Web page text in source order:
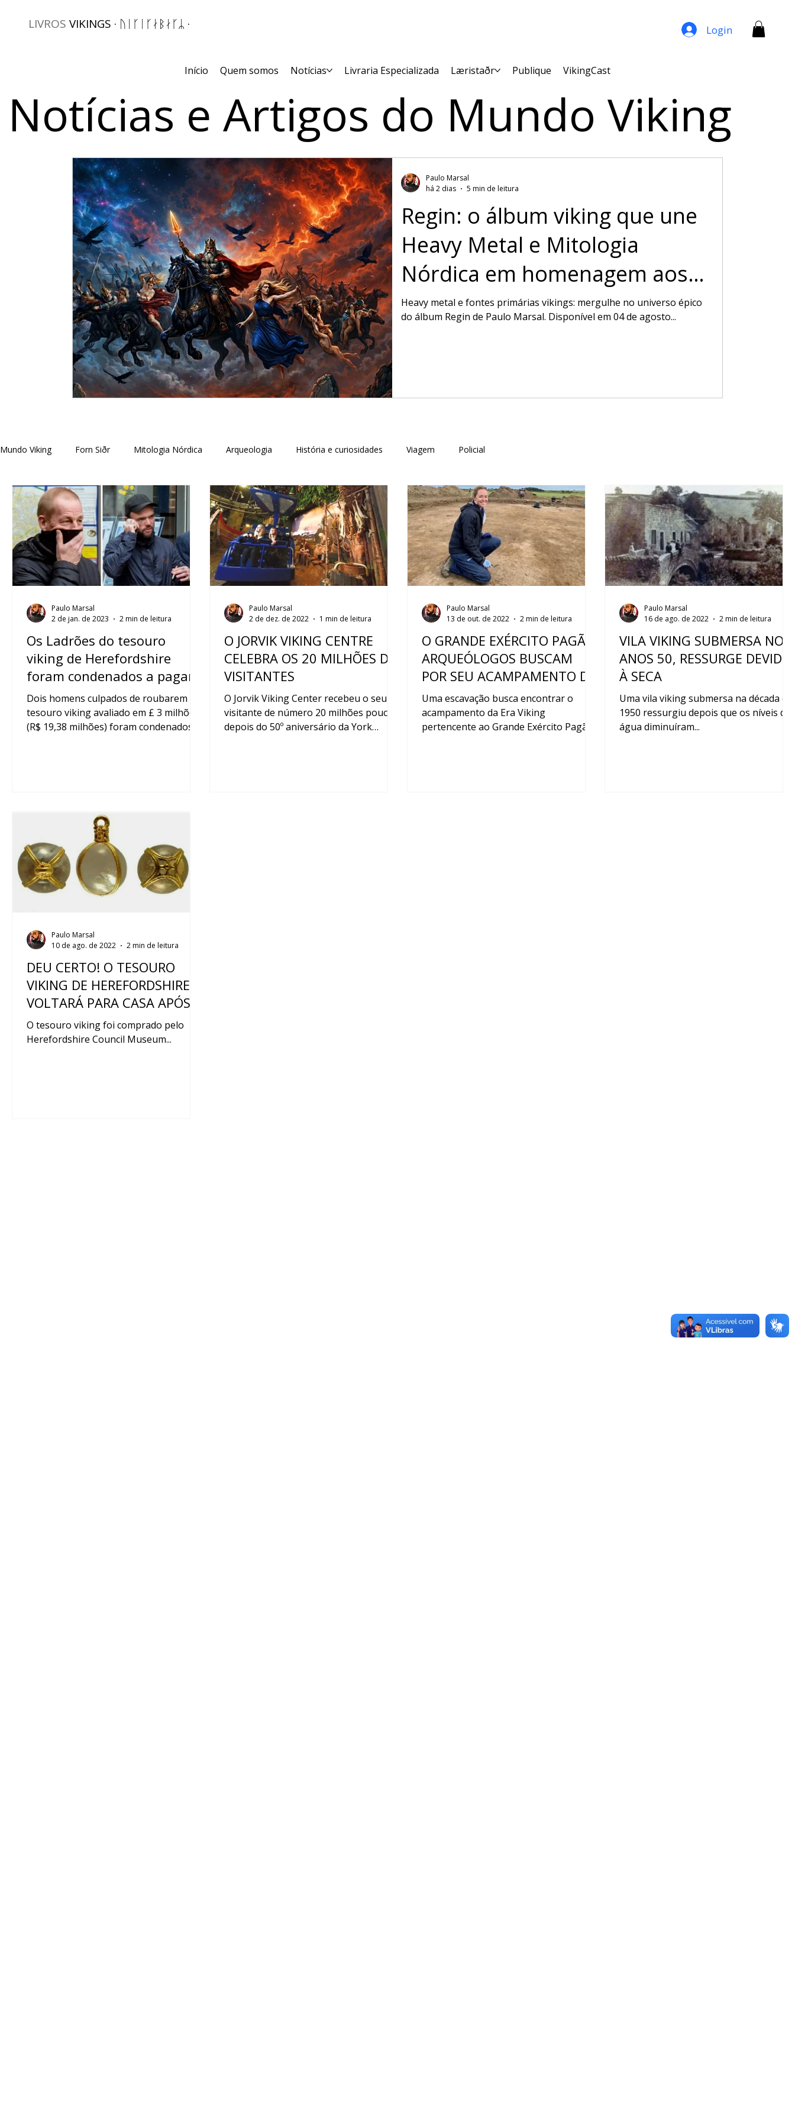
Início Quem somos Notícias Livraria Especializada Læristaðr Publique VikingCast
LIVROS VIKINGS · ᚢᛁᚴᛁᚴᛅᛒᛅᚴᛦ · Login
Notícias e Artigos do Mundo Viking
Regin: o álbum viking que une
Heavy Metal e Mitologia
Nórdica em homenagem aos
Deuses Nórdicos
Heavy metal e fontes primárias vikings: mergulhe no universo épico
do álbum Regin de Paulo Marsal. Disponível em 04 de agosto...
Paulo Marsal
há 2 dias
5 min de leitura
Mundo Viking Forn Siðr Mitologia Nórdica Arqueologia História e curiosidades Viagem Policial
Os Ladrões do tesouro
viking de Herefordshire
foram condenados a pagar
£ 600k (R$ 3,8 milhões) cada
Dois homens culpados de roubarem um
tesouro viking avaliado em £ 3 milhões
(R$ 19,38 milhões) foram condenados a
Paulo Marsal
2 de jan. de 2023
2 min de leitura
O JORVIK VIKING CENTRE
CELEBRA OS 20 MILHÕES DE
VISITANTES
O Jorvik Viking Center recebeu o seu
visitante de número 20 milhões pouco
depois do 50º aniversário da York
Paulo Marsal
2 de dez. de 2022
1 min de leitura
O GRANDE EXÉRCITO PAGÃO:
ARQUEÓLOGOS BUSCAM
POR SEU ACAMPAMENTO DA
ERA VIKING
Uma escavação busca encontrar o
acampamento da Era Viking
pertencente ao Grande Exército Pagão...
Paulo Marsal
13 de out. de 2022
2 min de leitura
VILA VIKING SUBMERSA NOS
ANOS 50, RESSURGE DEVIDO
À SECA
Uma vila viking submersa na década de
1950 ressurgiu depois que os níveis de
água diminuíram...
Paulo Marsal
16 de ago. de 2022
2 min de leitura
DEU CERTO! O TESOURO
VIKING DE HEREFORDSHIRE
VOLTARÁ PARA CASA APÓS
“VAQUINHA”
O tesouro viking foi comprado pelo
Herefordshire Council Museum...
Paulo Marsal
10 de ago. de 2022
2 min de leitura